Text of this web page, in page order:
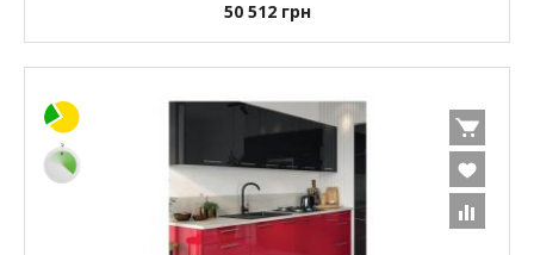
50 512 грн